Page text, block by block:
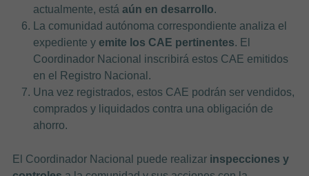
actualmente, estáaún en desarrollo.
La comunidad autónoma correspondiente analiza el
expediente y emite los CAE pertinentes. El
Coordinador Nacional inscribirá estos CAE emitidos
en el Registro Nacional.
Una vez registrados, estos CAE podrán ser vendidos,
comprados y liquidados contra una obligación de
ahorro.
El Coordinador Nacional puede realizar inspecciones y